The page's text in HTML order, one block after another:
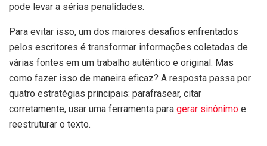
pode levar a sérias penalidades.
Para evitar isso, um dos maiores desafios enfrentados
pelos escritores é transformar informações coletadas de
várias fontes em um trabalho autêntico e original. Mas
como fazer isso de maneira eficaz? A resposta passa por
quatro estratégias principais: parafrasear, citar
corretamente, usar uma ferramenta para gerar sinônimo e
reestruturar o texto.